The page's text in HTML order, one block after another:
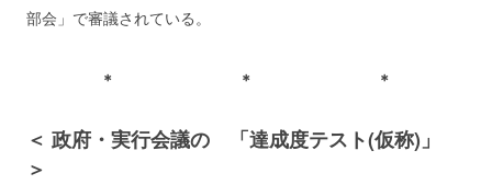
部会」で審議されている。
＊ ＊ ＊
＜ 政府・実行会議の 「達成度テスト(仮称)」
＞